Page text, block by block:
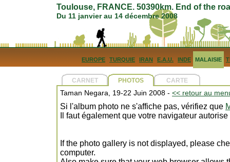
Toulouse, FRANCE. 50390km. End of the
Du 11 janvier au 14 décembre 2008
EUROPE TURQUIE IRAN E.A.U. INDE MALAISIE
CARNET PHOTOS CARTE
Taman Negara, 19-22 Juin 2008 - << retour au
Si l'album photo ne s'affiche pas, vérifiez que
Il faut également que votre navigateur
If the photo gallery is not displayed, please
computer.